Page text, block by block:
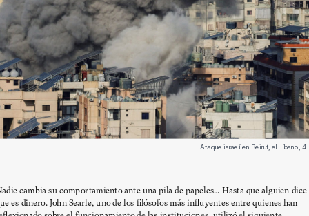
Ataque israelí en Beirut, el Líbano,
cambia su comportamiento ante una pila de papeles… Hasta que alguien dice
es dinero. John Searle, uno de los filósofos más influyentes entre quienes han